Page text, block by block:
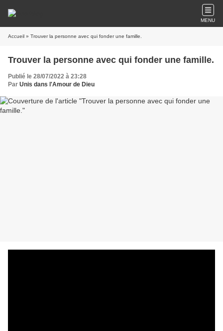
MENU
Accueil » Trouver la personne avec qui fonder une famille.
Trouver la personne avec qui fonder une famille.
Publié le 28/07/2022 à 23:28
Par Unis dans l'Amour de Dieu